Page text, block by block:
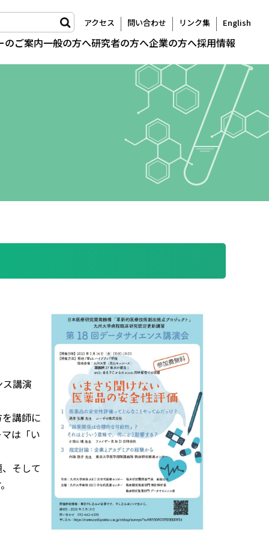
アクセス 問い合わせ リンク集 English
のご案内一般の方へ研究者の方へ企業の方へ採用情報
講演
講師に
は「い
そして